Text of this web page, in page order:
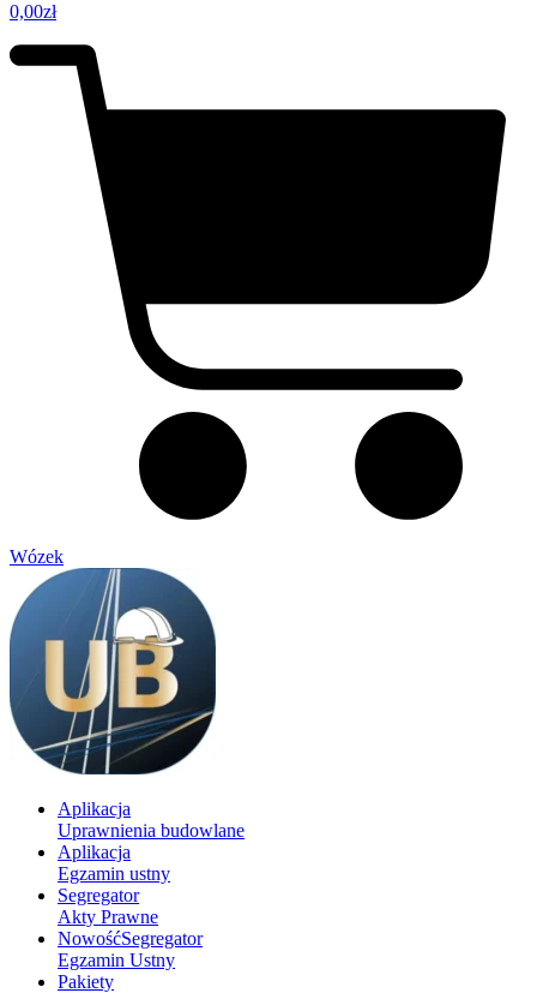
0,00zł
Wózek
Aplikacja
Uprawnienia budowlane
Aplikacja
Egzamin ustny
Segregator
Akty Prawne
NowośćSegregator
Egzamin Ustny
Pakiety